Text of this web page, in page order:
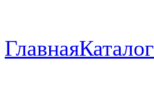
ГлавнаяКаталог